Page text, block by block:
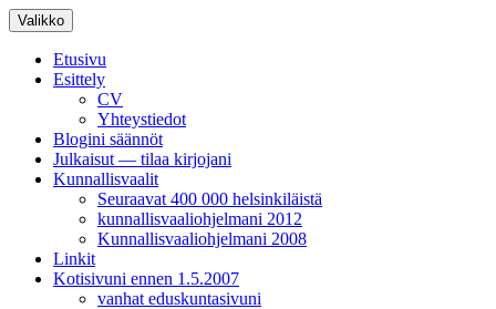
Siirry
sisältöön
Valikko
Etusivu
Esittely
CV
Yhteystiedot
Blogini säännöt
Julkaisut — tilaa kirjojani
Kunnallisvaalit
Seuraavat 400 000 helsinkiläistä
kunnallisvaaliohjelmani 2012
Kunnallisvaaliohjelmani 2008
Linkit
Kotisivuni ennen 1.5.2007
vanhat eduskuntasivuni